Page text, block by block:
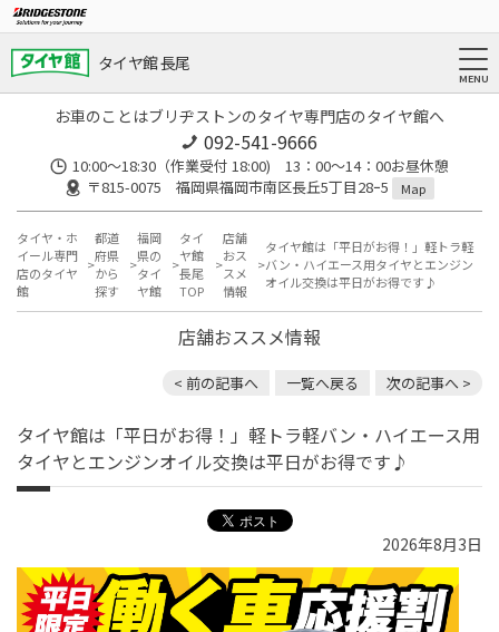
タイヤ館 長尾
お車のことはブリヂストンのタイヤ専門店のタイヤ館へ
092-541-9666
10:00～18:30（作業受付 18:00) 13：00～14：00お昼休憩
〒815-0075 福岡県福岡市南区長丘5丁目28ｰ5
Map
タイヤ・ホ
イール専門
店のタイヤ
館
都道
府県
から
探す
福岡
県の
タイ
ヤ館
タイ
ヤ館
長尾
TOP
店舗
おス
スメ
情報
タイヤ館は「平日がお得！」軽トラ軽
バン・ハイエース用タイヤとエンジン
オイル交換は平日がお得です♪
店舗おススメ情報
< 前の記事へ 一覧へ戻る 次の記事へ >
タイヤ館は「平日がお得！」軽トラ軽バン・ハイエース用
タイヤとエンジンオイル交換は平日がお得です♪
2026年8月3日